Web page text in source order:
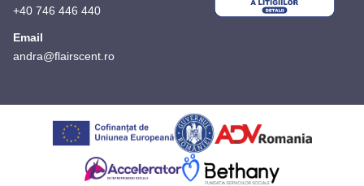
+40 746 446 440
Email
andra@flairscent.ro